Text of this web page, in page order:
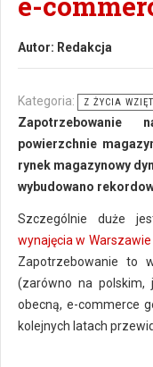
Autor: Redakcja
Kategoria: Z ŻYCIA
Zapotrzebowanie
powierzchnie
rynek magazynowy
wybudowano
Szczególnie duże
wynajęcia w Warszawie
Zapotrzebowanie to
(zarówno na polskim,
obecną, e-commerce
kolejnych latach